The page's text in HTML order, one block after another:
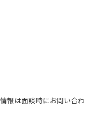
報は面談時にお問い合わ